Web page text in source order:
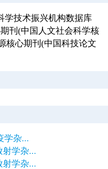
学技术振兴机构数据库
刊(中国人文社会科学核
核心期刊(中国科技论文
学杂...
射学杂...
射学杂...